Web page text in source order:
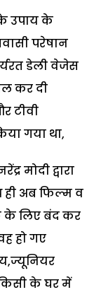
उपाय के
परेषान
डेली वेजेस
कर दी
टीवी
गया था,
मोदी द्वारा
अब फिल्म व
के लिए बंद कर
हो गए
के घर में